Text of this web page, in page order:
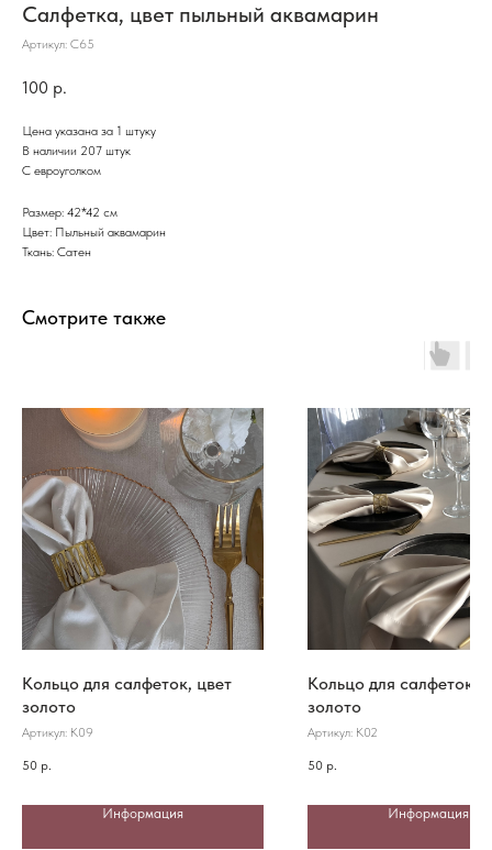
Салфетка, цвет пыльный аквамарин
Артикул: С65
100 р.
Цена указана за 1 штуку
В наличии 207 штук
С евроуголком
Размер: 42*42 см
Цвет: Пыльный аквамарин
Ткань: Сатен
Смотрите также
Кольцо для салфеток, цвет
золото
Артикул: К09
50 р.
Информация
Кольцо для салфеток,
золото
Артикул: К02
50 р.
Информация